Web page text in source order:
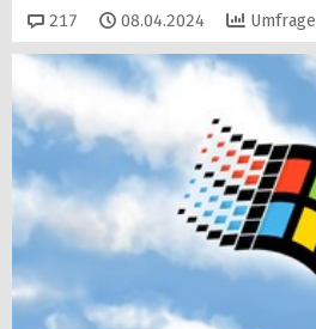
217 Kommentare
08.04.2024 Umfrage